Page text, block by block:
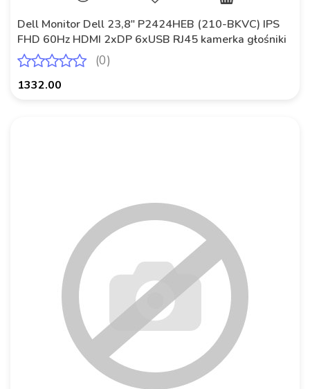
Dell Monitor Dell 23,8" P2424HEB (210-BKVC) IPS
FHD 60Hz HDMI 2xDP 6xUSB RJ45 kamerka głośniki
(0)
1332.00